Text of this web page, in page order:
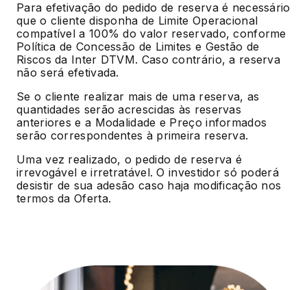
Para efetivação do pedido de reserva é necessário
que o cliente disponha de Limite Operacional
compatível a 100% do valor reservado, conforme
Política de Concessão de Limites e Gestão de
Riscos da Inter DTVM. Caso contrário, a reserva
não será efetivada.
Se o cliente realizar mais de uma reserva, as
quantidades serão acrescidas às reservas
anteriores e a Modalidade e Preço informados
serão correspondentes à primeira reserva.
Uma vez realizado, o pedido de reserva é
irrevogável e irretratável. O investidor só poderá
desistir de sua adesão caso haja modificação nos
termos da Oferta.